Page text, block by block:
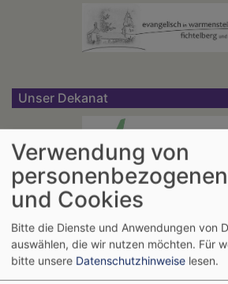
Unser Dekanat
Die nächsten Veranstaltungen
Verwendung von
und Cookies
Bitte die Dienste und Anwendungen von
auswählen, die wir nutzen möchten. Für
bitte unsere Datenschutzhinweise lesen.